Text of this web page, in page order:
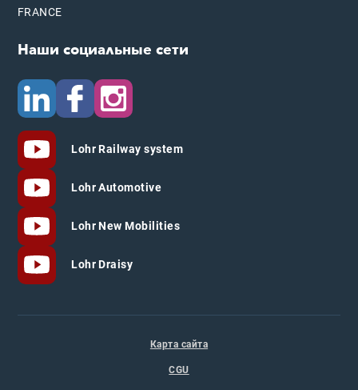
FRANCE
Наши социальные сети
Lohr Railway system
Lohr Automotive
Lohr New Mobilities
Lohr Draisy
Карта сайта
CGU